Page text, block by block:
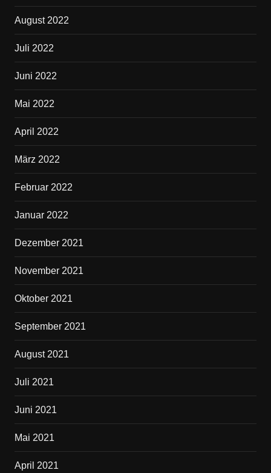
August 2022
Juli 2022
Juni 2022
Mai 2022
April 2022
März 2022
Februar 2022
Januar 2022
Dezember 2021
November 2021
Oktober 2021
September 2021
August 2021
Juli 2021
Juni 2021
Mai 2021
April 2021